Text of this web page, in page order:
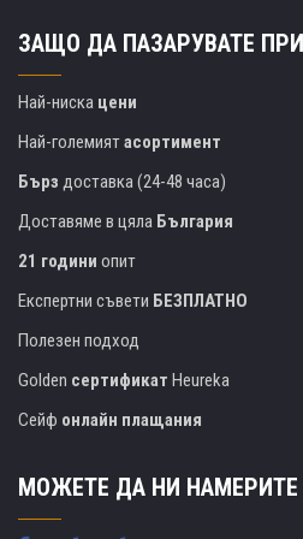
ЗАЩО ДА ПАЗАРУВАТЕ
Най-ниска цени
Най-големиятасортимент
Бърз доставка (24-48 часа)
Доставяме в цяла България
21 години опит
Експертни съвети БЕЗПЛАТНО
Полезен подход
Golden сертификат Heureka
Сейф онлайн плащания
МОЖЕТЕ ДА НИ НАМЕРИТЕ